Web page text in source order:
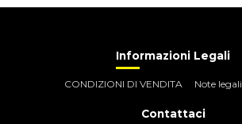
Informazioni Legali
CONDIZIONI DI VENDITA Note legali
Contattaci